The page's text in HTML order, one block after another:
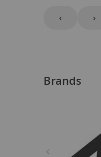
‹ ›
Brands